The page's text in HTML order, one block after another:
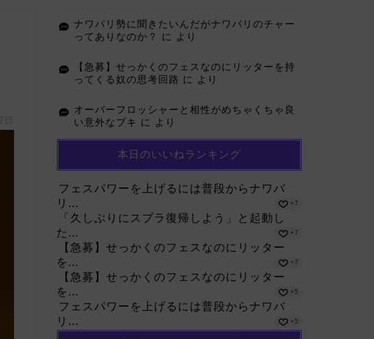
ナワバリ勢に聞きたいんだがナワバリのチャー
ってありなのか？
に より
【急募】せっかくのフェスなのにリッターを持
ってくる奴の思考回路 に より
オーバーフロッシャーと相性がめちゃくちゃ良
い意外なブキ に より
本日のいいねランキング
フェスパワーを上げるには普段からナワバ
リ...
+7
「久しぶりにスプラ復帰しよう」と起動し
た...
+7
【急募】せっかくのフェスなのにリッター
を...
+7
【急募】せっかくのフェスなのにリッター
を...
+5
フェスパワーを上げるには普段からナワバ
リ...
+5